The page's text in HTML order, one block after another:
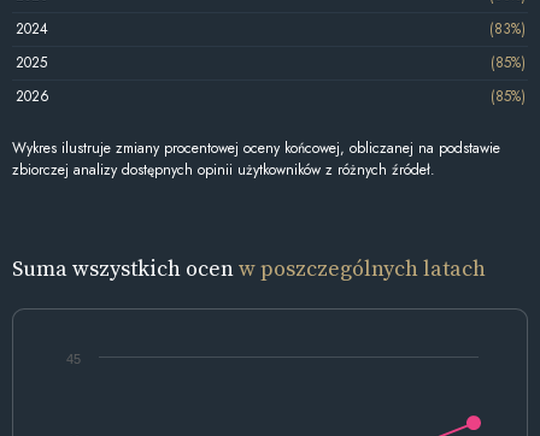
2024
(83%)
2025
(85%)
2026
(85%)
Wykres ilustruje zmiany procentowej oceny końcowej, obliczanej na podstawie
zbiorczej analizy dostępnych opinii użytkowników z różnych źródeł.
Suma wszystkich ocenw poszczególnych latach
45